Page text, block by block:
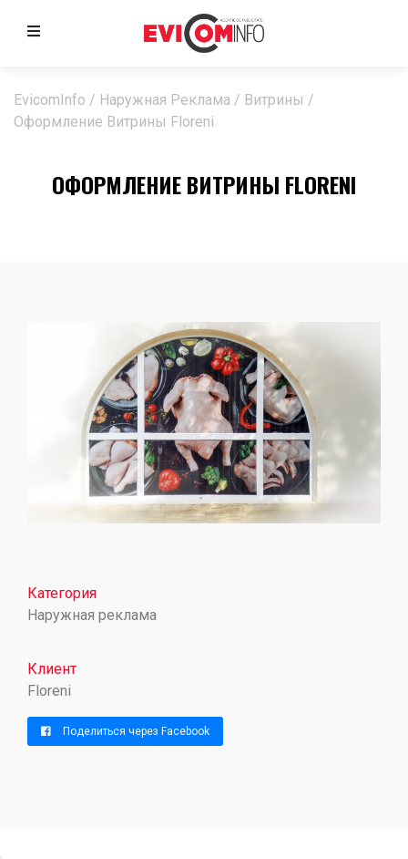
EvicomInfo / Наружная Реклама / Витрины /
Оформление Витрины Floreni
ОФОРМЛЕНИЕ ВИТРИНЫ FLORENI
Категория
Наружная реклама
Клиент
Floreni
Поделиться через Facebook